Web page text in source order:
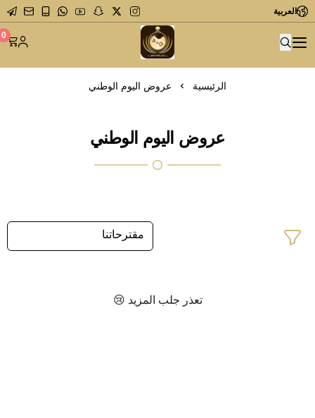
العربية
متجر عاشق العطور 0
الرئيسية عروض اليوم الوطني
عروض اليوم الوطني
تعذر جلب المزيد 😢